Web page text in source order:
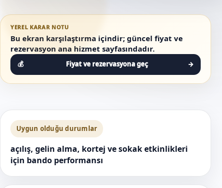
YEREL KARAR NOTU
Bu ekran karşılaştırma içindir; güncel fiyat ve
rezervasyon ana hizmet sayfasındadır.
Fiyat ve rezervasyona geç →
Uygun olduğu durumlar
açılış, gelin alma, kortej ve sokak etkinlikleri
için bando performansı